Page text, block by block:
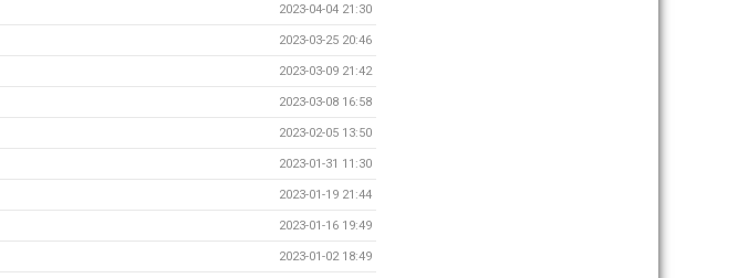
2023-04-04 21:30
2023-03-25 20:46
2023-03-09 21:42
2023-03-08 16:58
2023-02-05 13:50
2023-01-31 11:30
2023-01-19 21:44
2023-01-16 19:49
2023-01-02 18:49